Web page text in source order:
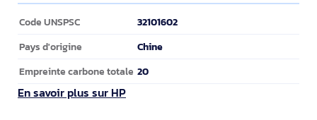
Autres caractéristiques
Code UNSPSC 32101602
Pays d'origine Chine
Empreinte carbone totale 20
En savoir plus sur HP